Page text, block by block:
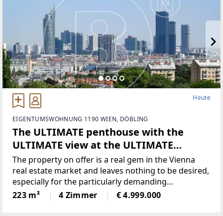
Heute
EIGENTUMSWOHNUNG 1190 WIEN, DÖBLING
The ULTIMATE penthouse with the
ULTIMATE view at the ULTIMATE
location - ABSOLUTELY UNIQUE!
The property on offer is a real gem in the Vienna
real estate market and leaves nothing to be desired,
especially for the particularly demanding
prospective customers.Situated at an absolutely top
location in Vienna's noble 19th
223 m² 4 Zimmer € 4.999.000